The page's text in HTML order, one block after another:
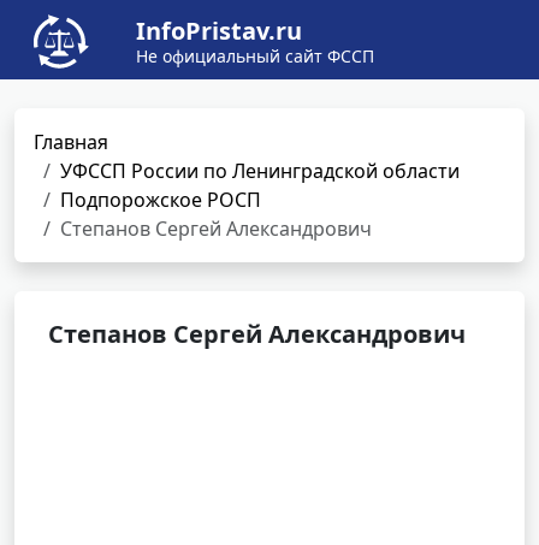
InfoPristav.ru
Не официальный сайт ФССП
Главная
УФССП России по Ленинградской области
Подпорожское РОСП
Степанов Сергей Александрович
Степанов Сергей Александрович